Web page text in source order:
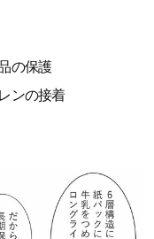
の保護
ンの接着